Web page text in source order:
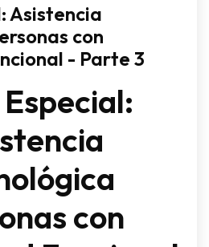
Asistencia
con
- Parte 3
con